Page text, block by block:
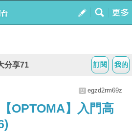
我的
訂閱
分享71
egzd2rm69z
OPTOMA】入門高